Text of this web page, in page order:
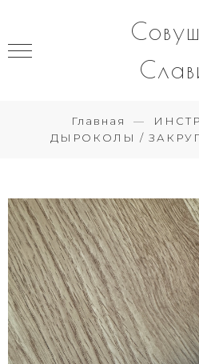
Главная
ДЫРОКОЛЫ /